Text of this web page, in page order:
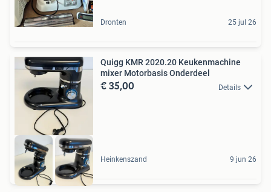
Dronten 25 jul 26
Quigg KMR 2020.20 Keukenmachine
mixer Motorbasis Onderdeel
€ 35,00 Details
Heinkenszand 9 jun 26